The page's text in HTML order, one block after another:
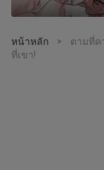
หน้าหลัก >
ตามที่ค
ที่เขา!